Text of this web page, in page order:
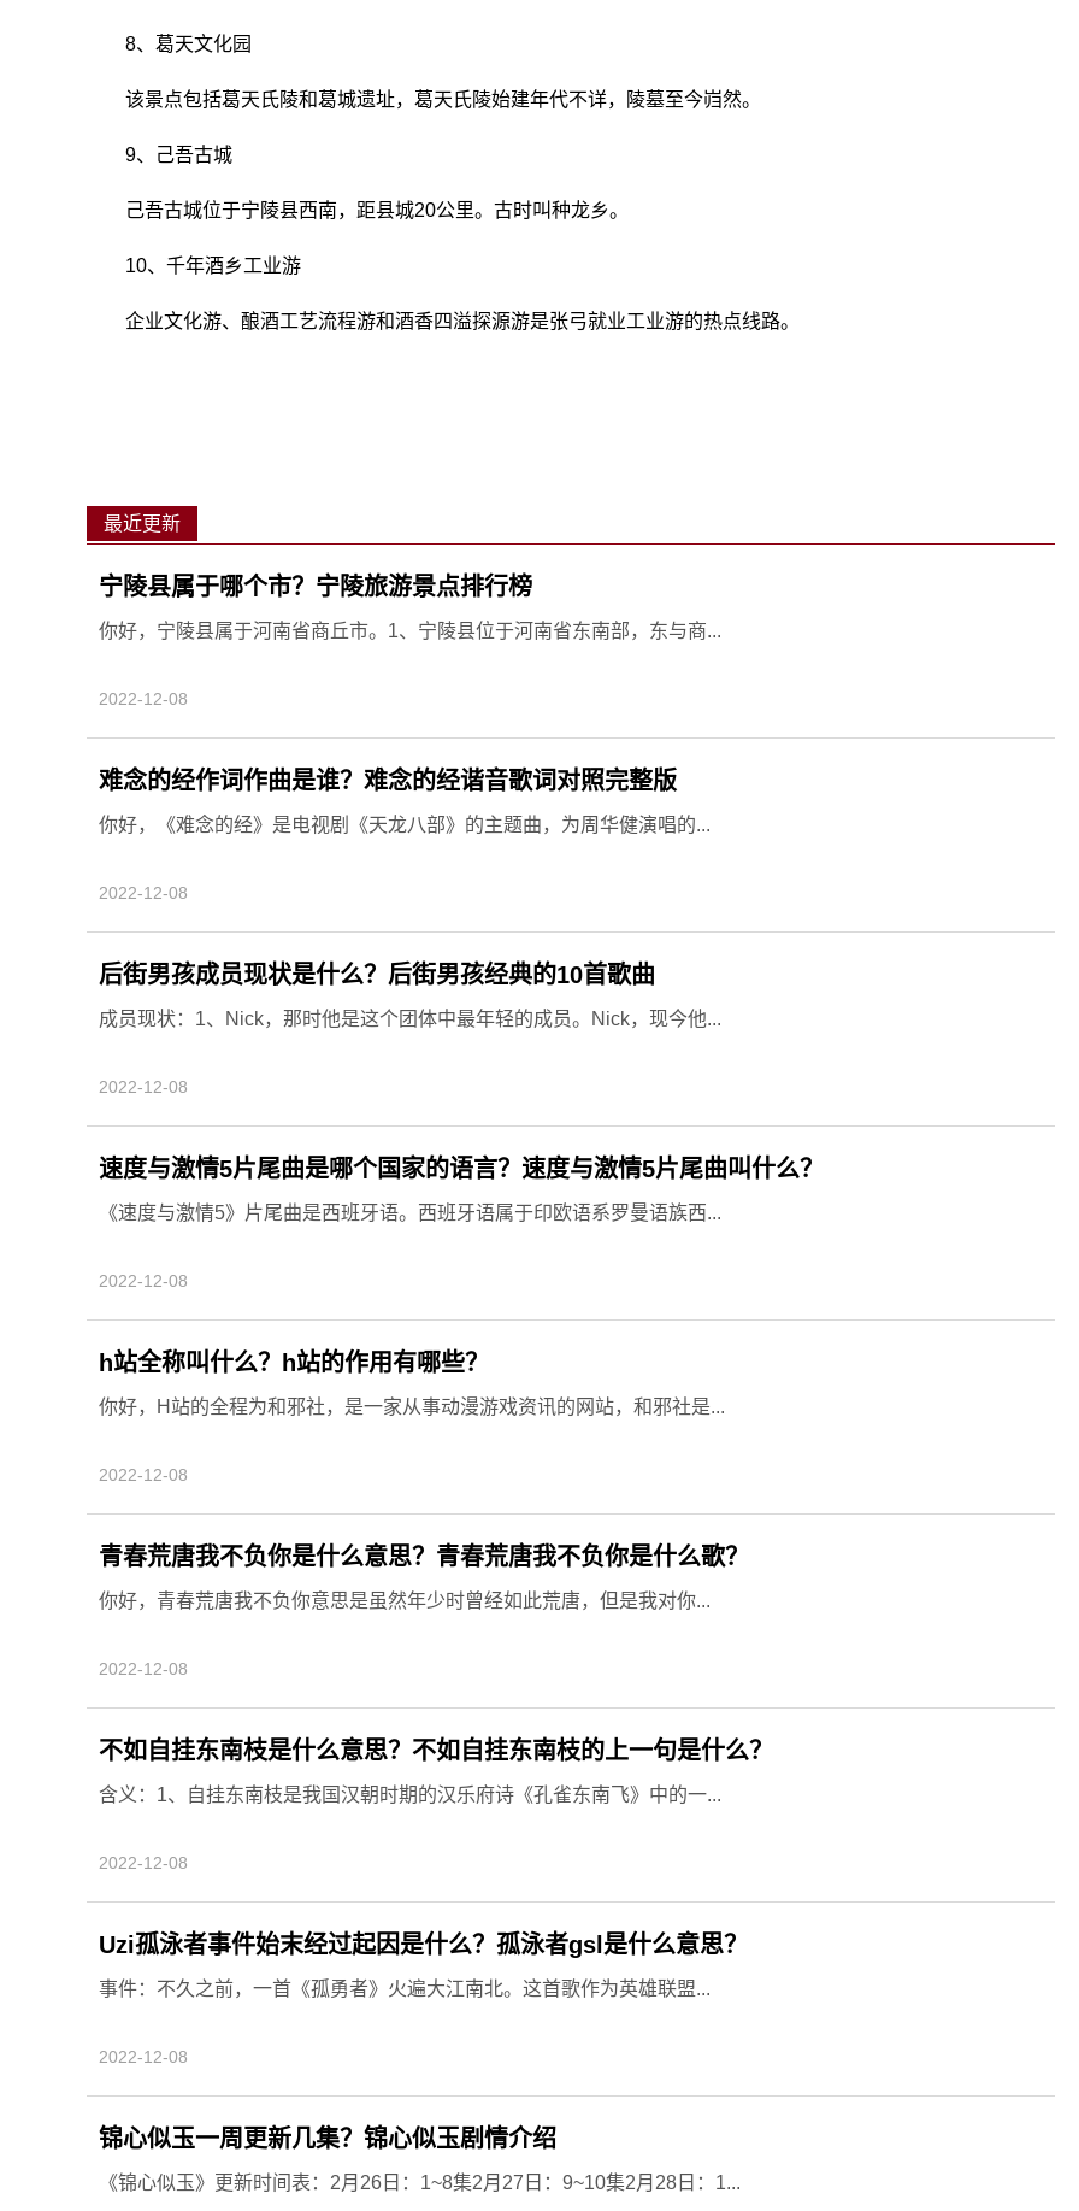
8、葛天文化园
该景点包括葛天氏陵和葛城遗址，葛天氏陵始建年代不详，陵墓至今岿然。
9、己吾古城
己吾古城位于宁陵县西南，距县城20公里。古时叫种龙乡。
10、千年酒乡工业游
企业文化游、酿酒工艺流程游和酒香四溢探源游是张弓就业工业游的热点线路。
最近更新
宁陵县属于哪个市？宁陵旅游景点排行榜
你好，宁陵县属于河南省商丘市。1、宁陵县位于河南省东南部，东与商...
2022-12-08
难念的经作词作曲是谁？难念的经谐音歌词对照完整版
你好，《难念的经》是电视剧《天龙八部》的主题曲，为周华健演唱的...
2022-12-08
后街男孩成员现状是什么？后街男孩经典的10首歌曲
成员现状：1、Nick，那时他是这个团体中最年轻的成员。Nick，现今他...
2022-12-08
速度与激情5片尾曲是哪个国家的语言？速度与激情5片尾曲叫什么？
《速度与激情5》片尾曲是西班牙语。西班牙语属于印欧语系罗曼语族西...
2022-12-08
h站全称叫什么？h站的作用有哪些？
你好，H站的全程为和邪社，是一家从事动漫游戏资讯的网站，和邪社是...
2022-12-08
青春荒唐我不负你是什么意思？青春荒唐我不负你是什么歌？
你好，青春荒唐我不负你意思是虽然年少时曾经如此荒唐，但是我对你...
2022-12-08
不如自挂东南枝是什么意思？不如自挂东南枝的上一句是什么？
含义：1、自挂东南枝是我国汉朝时期的汉乐府诗《孔雀东南飞》中的一...
2022-12-08
Uzi孤泳者事件始末经过起因是什么？孤泳者gsl是什么意思？
事件：不久之前，一首《孤勇者》火遍大江南北。这首歌作为英雄联盟...
2022-12-08
锦心似玉一周更新几集？锦心似玉剧情介绍
《锦心似玉》更新时间表：2月26日：1~8集2月27日：9~10集2月28日：1...